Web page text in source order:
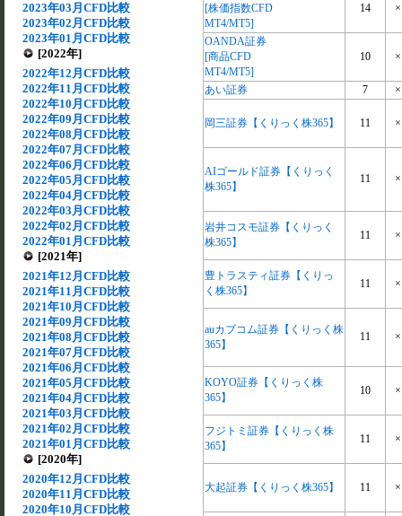
2023年03月CFD比較
2023年02月CFD比較
2023年01月CFD比較
[2022年]
2022年12月CFD比較
2022年11月CFD比較
2022年10月CFD比較
2022年09月CFD比較
2022年08月CFD比較
2022年07月CFD比較
2022年06月CFD比較
2022年05月CFD比較
2022年04月CFD比較
2022年03月CFD比較
2022年02月CFD比較
2022年01月CFD比較
[2021年]
2021年12月CFD比較
2021年11月CFD比較
2021年10月CFD比較
2021年09月CFD比較
2021年08月CFD比較
2021年07月CFD比較
2021年06月CFD比較
2021年05月CFD比較
2021年04月CFD比較
2021年03月CFD比較
2021年02月CFD比較
2021年01月CFD比較
[2020年]
2020年12月CFD比較
2020年11月CFD比較
2020年10月CFD比較
[株価指数CFD
MT4/MT5]
14 ×
OANDA証券
[商品CFD
MT4/MT5]
10 ×
あい証券 7 ×
岡三証券【くりっく株365】 11 ×
AIゴールド証券【くりっく
株365】
11 ×
岩井コスモ証券【くりっく
株365】
11 ×
豊トラスティ証券【くりっ
く株365】
11 ×
auカブコム証券【くりっく株
365】
11 ×
KOYO証券【くりっく株
365】
10 ×
フジトミ証券【くりっく株
365】
11 ×
大起証券【くりっく株365】 11 ×